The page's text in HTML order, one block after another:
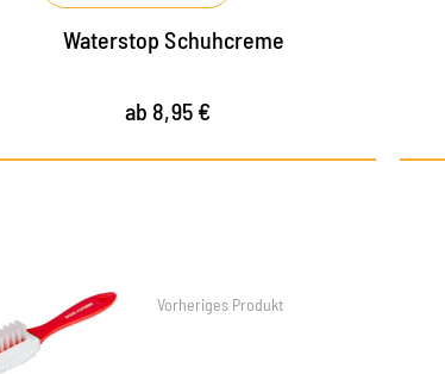
Waterstop Schuhcreme
ab 8,95 €
Vorheriges Produkt